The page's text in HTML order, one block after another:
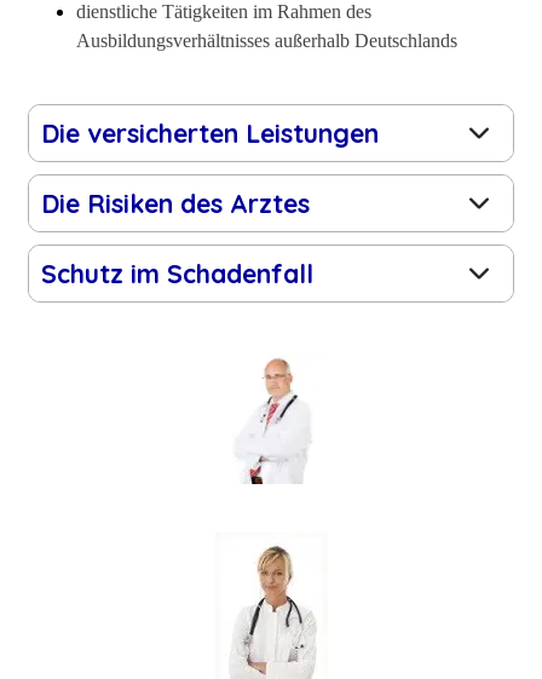
dienstliche Tätigkeiten im Rahmen des
Ausbildungsverhältnisses außerhalb Deutschlands
Die versicherten Leistungen
Die Risiken des Arztes
Schutz im Schadenfall